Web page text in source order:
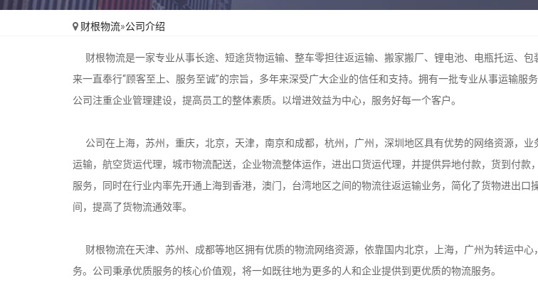
财根物流»公司介绍
财根物流是一家专业从事长途、短途货物运输、整车零担往返运输、搬家搬厂、锂电池、电瓶托运、包
来一直奉行“顾客至上、服务至诚”的宗旨，多年来深受广大企业的信任和支持。拥有一批专业从事运输服
公司注重企业管理建设，提高员工的整体素质。以增进效益为中心，服务好每一个客户。
公司在上海，苏州，重庆，北京，天津，南京和成都，杭州，广州，深圳地区具有优势的网络资源，业
运输，航空货运代理，城市物流配送，企业物流整体运作，进出口货运代理，并提供异地付款，货到付款
服务，同时在行业内率先开通上海到香港，澳门，台湾地区之间的物流往返运输业务，简化了货物进出口
间，提高了货物流通效率。
财根物流在天津、苏州、成都等地区拥有优质的物流网络资源，依靠国内北京，上海，广州为转运中心
务。公司秉承优质服务的核心价值观，将一如既往地为更多的人和企业提供到更优质的物流服务。